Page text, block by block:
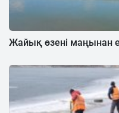
Жайық өзені маңынан